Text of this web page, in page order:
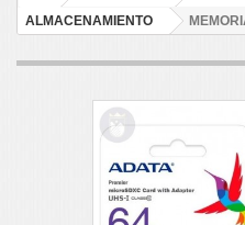
ALMACENAMIENTO